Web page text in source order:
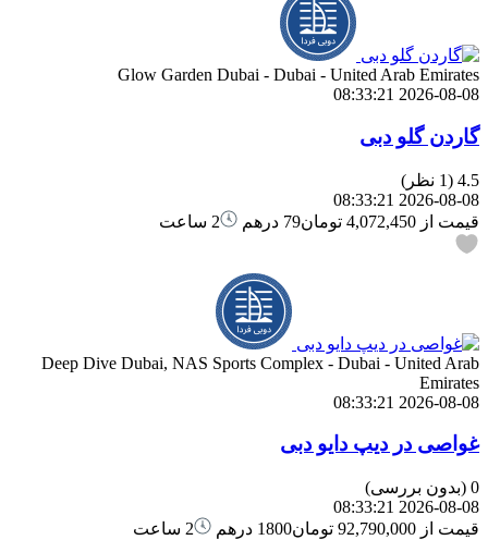
Glow Garden Dubai - Dubai - United Arab Emirates
2026-08-08 08:33:21
گاردن گلو دبی
4.5 (1 نظر)
2026-08-08 08:33:21
قیمت از
79 درهم 2 ساعت
Deep Dive Dubai, NAS Sports Complex - Dubai - United Arab
Emirates
2026-08-08 08:33:21
غواصی در دیپ دایو دبی
0 (بدون بررسی)
2026-08-08 08:33:21
قیمت از
1800 درهم 2 ساعت